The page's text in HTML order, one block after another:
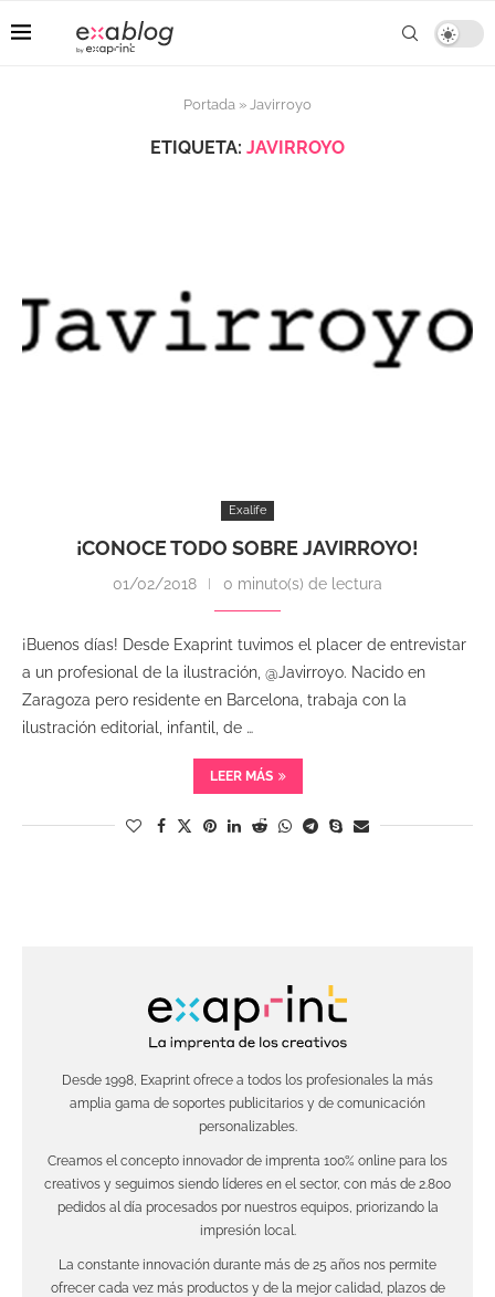
Portada » Javirroyo
ETIQUETA: JAVIRROYO
Exalife
¡CONOCE TODO SOBRE JAVIRROYO!
01/02/2018 0 minuto(s) de lectura
¡Buenos días! Desde Exaprint tuvimos el placer de entrevistar
a un profesional de la ilustración, @Javirroyo. Nacido en
Zaragoza pero residente en Barcelona, trabaja con la
ilustración editorial, infantil, de …
LEER MÁS
Desde 1998, Exaprint ofrece a todos los profesionales la más
amplia gama de soportes publicitarios y de comunicación
personalizables.
Creamos el concepto innovador de imprenta 100% online para los
creativos y seguimos siendo líderes en el sector, con más de 2.800
pedidos al día procesados por nuestros equipos, priorizando la
impresión local.
La constante innovación durante más de 25 años nos permite
ofrecer cada vez más productos y de la mejor calidad, plazos de